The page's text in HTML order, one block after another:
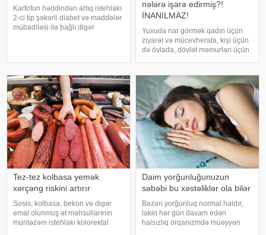
Kartofun həddindən artıq istehlakı
2-ci tip şəkərli diabet və maddələr
mübadiləsi ilə bağlı digər
nələrə işarə edirmiş?!
İNANILMAZ!
Yuxuda nar görmək qadın üçün
ziyarət və mücevherata, kişi üçün
də övlada, dövlət məmurları üçün
bərəkətinə, tacir üçün çox quru,
xalq üçün yaxşı bir idarəy
Tez-tez kolbasa yemək
xərçəng riskini artırır
Sosis, kolbasa, bekon və digər
emal olunmuş ət məhsullarının
müntəzəm istehlakı kolorektal
Daim yorğunluğunuzun
səbəbi bu xəstəliklər ola bilər
Bəzən yorğunluq normal haldır,
lakin hər gün davam edən
halsızlıq orqanizmdə müəyyən